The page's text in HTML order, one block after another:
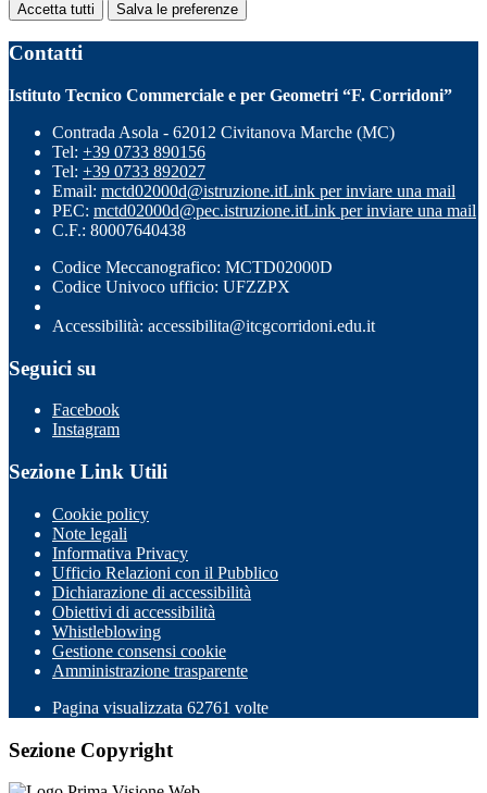
Accetta tutti Salva le preferenze
Contatti
Istituto Tecnico Commerciale e per Geometri “F. Corridoni”
Contrada Asola - 62012 Civitanova Marche (MC)
Tel: +39 0733 890156
Tel: +39 0733 892027
Email: mctd02000d@istruzione.itLink per inviare una mail
PEC: mctd02000d@pec.istruzione.itLink per inviare una mail
C.F.: 80007640438
Codice Meccanografico: MCTD02000D
Codice Univoco ufficio: UFZZPX
Accessibilità: accessibilita@itcgcorridoni.edu.it
Seguici su
Facebook
Instagram
Sezione Link Utili
Cookie policy
Note legali
Informativa Privacy
Ufficio Relazioni con il Pubblico
Dichiarazione di accessibilità
Obiettivi di accessibilità
Whistleblowing
Gestione consensi cookie
Amministrazione trasparente
Pagina visualizzata 62761 volte
Sezione Copyright